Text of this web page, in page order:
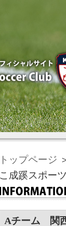
トップページ
こ成蹊スポー
Aチーム 関